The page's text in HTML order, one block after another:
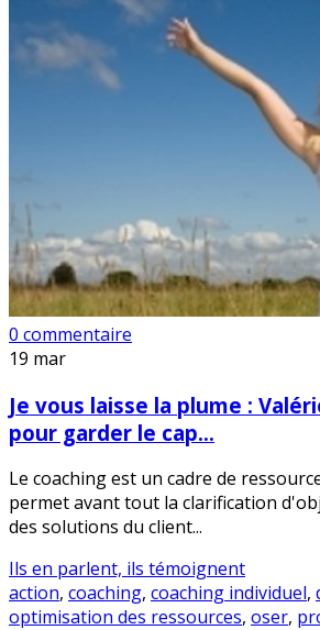
0 commentaire
19 mar
Je vous laisse la plume :
pour garder le cap…
Le coaching est un cadre de
permet avant tout la clarification
des solutions du client...
Ils en parlent, ils témoignent
action, coaching, coaching individuel,
optimisation des ressources, oser,